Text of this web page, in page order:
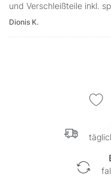
und Verschleißteile inkl.
Dionis K.